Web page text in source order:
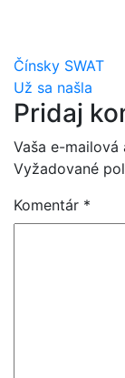
v
článku
Čínsky SWAT
Už sa našla
Pridaj
Vaša e-mailová
Vyžadované
Komentár *